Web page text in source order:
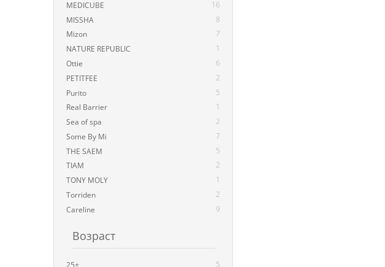
MEDICUBE
16
MISSHA
8
Mizon
7
NATURE REPUBLIC
1
Ottie
6
PETITFEE
2
Purito
5
Real Barrier
1
Sea of spa
2
Some By Mi
7
THE SAEM
5
TIAM
2
TONY MOLY
1
Torriden
2
Careline
9
Возраст
25+ 5